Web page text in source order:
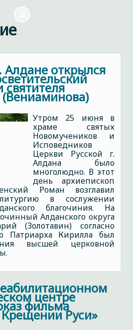
Алдане открылся
Утром 25 июня в
храме святых
Новомучеников и
Исповедников
Церкви Русской г.
Алдана было
многолюдно. В этот
день архиепископ
Роман возглавил
в сослужении
благочиния. На
Алданского округа
(Золотавин) согласно
Патриарха Кирилла был
высшей церковной
центре
фильма
Руси»